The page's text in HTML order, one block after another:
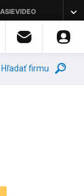
Hľadať firmu